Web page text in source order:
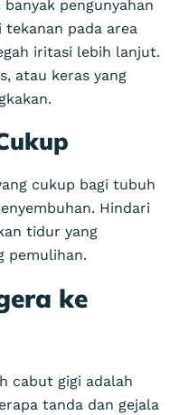
pengunyahan
pada area
iritasi lebih lanjut.
atau keras yang
cukup bagi tubuh
Hindari
tidur yang
pemulihan.
ke
cabut gigi adalah
tanda dan gejala